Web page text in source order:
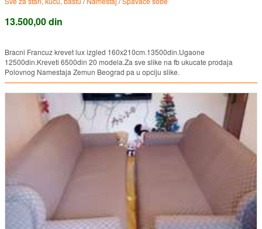
13.500,00 din
Bracni Francuz krevet lux izgled 160x210cm.13500din.Ugaone
12500din.Kreveti 6500din 20 modela.Za sve slike na fb ukucate prodaja
Polovnog Namestaja Zemun Beograd pa u opciju slike.